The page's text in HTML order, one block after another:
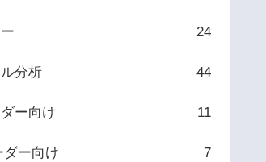
24
分析 44
ー向け 11
ダー向け 7